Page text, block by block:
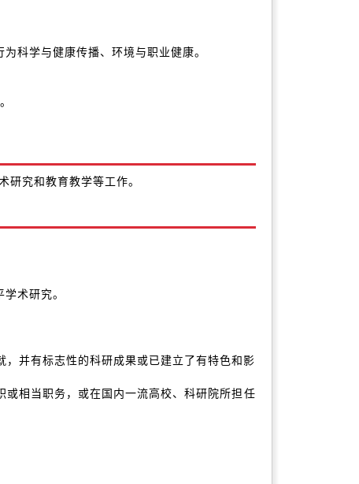
科学与健康传播、环境与职业健康。
研究和教育教学等工作。
术研究。
并有标志性的科研成果或已建立了有特色和影
相当职务，或在国内一流高校、科研院所担任